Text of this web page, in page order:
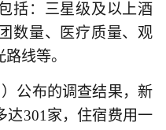
括：三星级及以上酒
数量、医疗质量、观
线等。
公布的调查结果，新
达301家，住宿费用一